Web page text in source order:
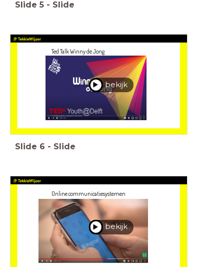
Slide 5 - Slide
Ted Talk Winny de Jong
bekijk
Slide 6 - Slide
Online communicatiesystemen
bekijk